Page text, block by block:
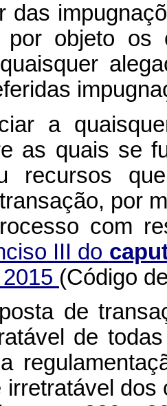
das
por objeto os
a
as quais se
recursos
por
com
III do
(Código
de
de
irretratável